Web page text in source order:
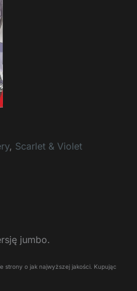
, Scarlet & Violet
jumbo.
strony o jak najwyższej jakości. Kupując